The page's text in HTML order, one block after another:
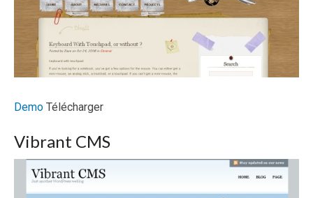
Demo Télécharger
Vibrant CMS